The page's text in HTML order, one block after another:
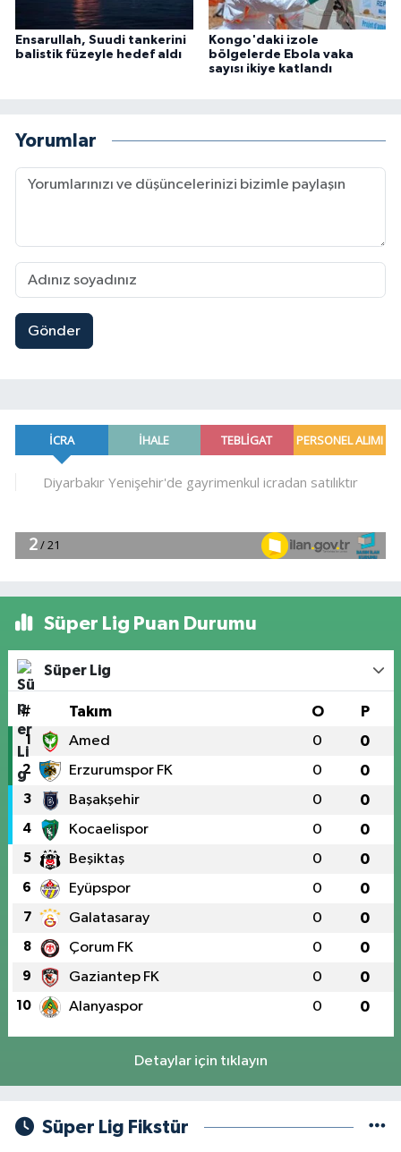
Ensarullah, Suudi tankerini
balistik füzeyle hedef aldı
Kongo'daki izole
bölgelerde Ebola vaka
sayısı ikiye katlandı
Yorumlar
Gönder
Süper Lig Puan Durumu
Süper Lig
# Takım O P
1 Amed 0 0
2 Erzurumspor FK 0 0
3 Başakşehir 0 0
4 Kocaelispor 0 0
5 Beşiktaş 0 0
6 Eyüpspor 0 0
7 Galatasaray 0 0
8 Çorum FK 0 0
9 Gaziantep FK 0 0
10 Alanyaspor 0 0
Detaylar için tıklayın
Süper Lig Fikstür